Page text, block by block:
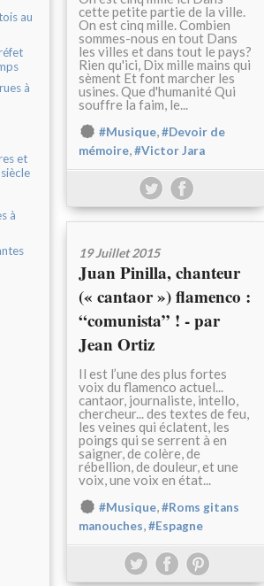
au
à
et
à
cette petite partie de la ville.
On est cinq mille. Combien
sommes-nous en tout Dans
les villes et dans tout le pays?
Rien qu'ici, Dix mille mains qui
sèment Et font marcher les
usines. Que d'humanité Qui
souffre la faim, le...
#Musique,#Devoir de
mémoire,#Victor Jara
19 Juillet 2015
Juan Pinilla, chanteur
(« cantaor ») flamenco :
“comunista” ! - par
Jean Ortiz
Il est l’une des plus fortes
voix du flamenco actuel...
cantaor, journaliste, intello,
chercheur... des textes de feu,
les veines qui éclatent, les
poings qui se serrent à en
saigner, de colère, de
rébellion, de douleur, et une
voix, une voix en état...
#Musique,#Roms gitans
manouches,#Espagne